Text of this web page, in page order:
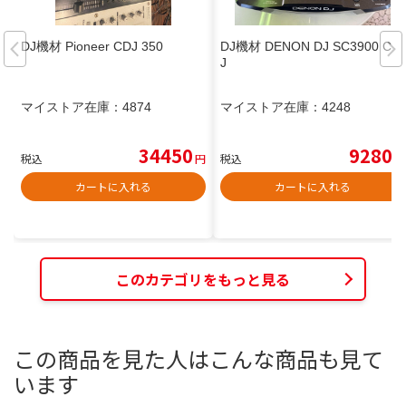
DJ機材 Pioneer CDJ 350
マイストア在庫： 4874
税込 34450円
カートに入れる
DJ機材 DENON DJ SC3900 CD
J
マイストア在庫： 4248
税込 9280
カートに入れる
このカテゴリをもっと見る
この商品を見た人はこんな商品も見て
います